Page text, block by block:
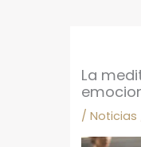
La
/Noticias